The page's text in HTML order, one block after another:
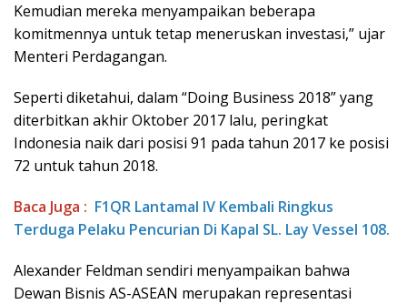
Kemudian mereka menyampaikan beberapa
komitmennya untuk tetap meneruskan investasi,” ujar
Menteri Perdagangan.
Seperti diketahui, dalam “Doing Business 2018” yang
diterbitkan akhir Oktober 2017 lalu, peringkat
Indonesia naik dari posisi 91 pada tahun 2017 ke posisi
72 untuk tahun 2018.
Baca Juga : F1QR Lantamal IV Kembali Ringkus
Terduga Pelaku Pencurian Di Kapal SL. Lay Vessel 108.
Alexander Feldman sendiri menyampaikan bahwa
Dewan Bisnis AS-ASEAN merupakan representasi